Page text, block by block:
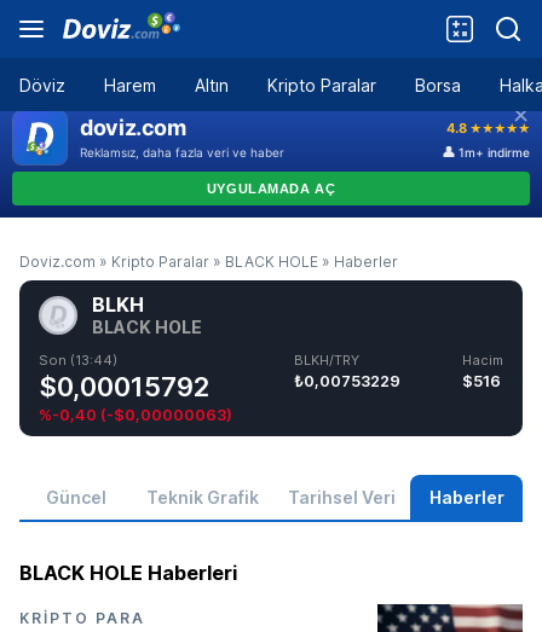
Döviz Harem Altın Kripto Paralar Borsa
Doviz.com » Kripto Paralar » BLACK HOLE » Haberler
BLKH
BLACK HOLE
Son (13:44)
$0,00015792
%-0,40 (-$0,00000063)
BLKH/TRY
₺0,00753229
Hacim
$516
Güncel Teknik Grafik Tarihsel Veri Haberler
BLACK HOLE Haberleri
KRIPTO PARA